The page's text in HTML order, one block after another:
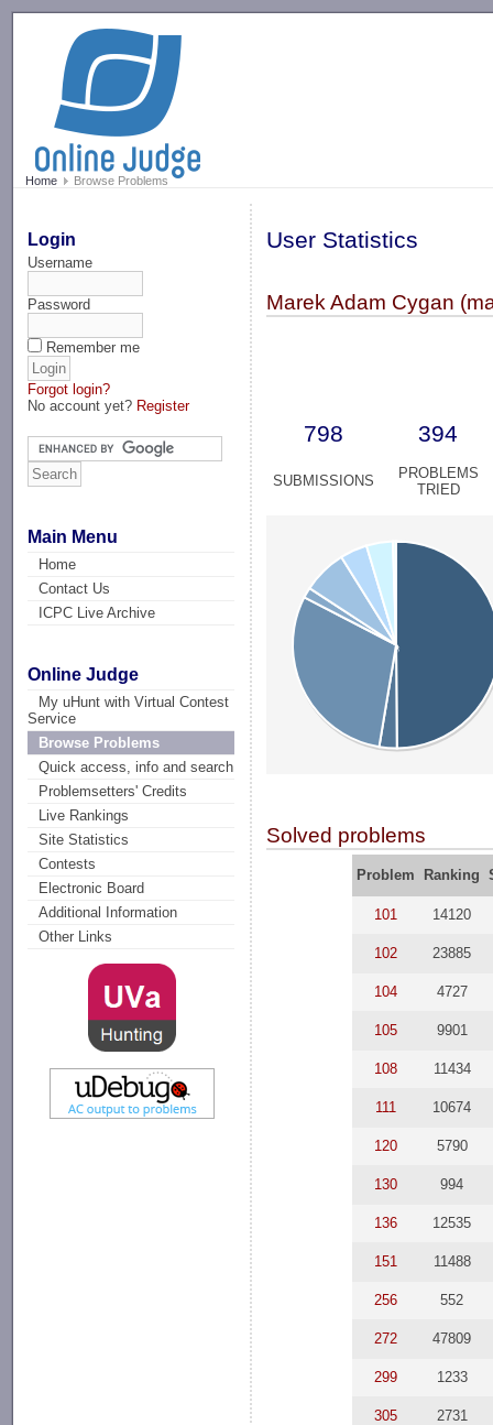
Home Browse Problems
Login
Username
Password
Remember me
Forgot login?
No account yet? Register
Main Menu
Home
Contact Us
ICPC Live Archive
Online Judge
My uHunt with Virtual Contest
Service
Browse Problems
Quick access, info and search
Problemsetters' Credits
Live Rankings
Site Statistics
Contests
Electronic Board
Additional Information
Other Links
User Statistics
Marek Adam Cygan
798 394
SUBMISSIONS
PROBLEMS
TRIED
Solved problems
Problem Ranking
101 14120
102 23885
104 4727
105 9901
108 11434
111 10674
120 5790
130 994
136 12535
151 11488
256 552
272 47809
299 1233
305 2731